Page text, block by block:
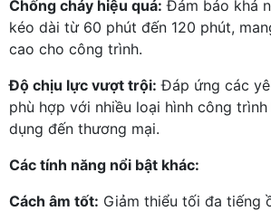
Chống cháy hiệu quả: Đảm bảo khả
kéo dài từ 60 phút đến 120 phút,
cao cho công trình.
Độ chịu lực vượt trội: Đáp ứng các
phù hợp với nhiều loại hình công
dụng đến thương mại.
Các tính năng nổi bật khác:
Cách âm tốt: Giảm thiểu tối đa tiếng